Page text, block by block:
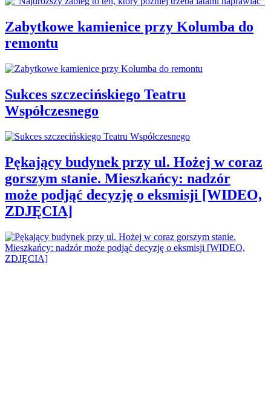
Zabytkowe kamienice przy Kolumba do
remontu
Sukces szczecińskiego Teatru
Współczesnego
Pękający budynek przy ul. Hożej w coraz
gorszym stanie. Mieszkańcy: nadzór
może podjąć decyzję o eksmisji [WIDEO,
ZDJĘCIA]